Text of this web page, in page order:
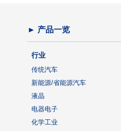
► 产品一览
行业
传统汽车
新能源/省能源汽车
液晶
电器电子
化学工业